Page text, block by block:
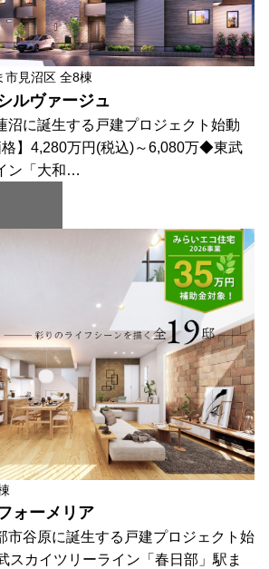
市見沼区 全8棟
ルヴァージュ
沼に誕生する戸建プロジェクト始動
格】4,280万円(税込)～6,080万◆東武
ン「大和…
ォーメリア
市谷原に誕生する戸建プロジェクト始
カイツリーライン「春日部」駅ま